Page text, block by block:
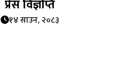
प्रेस विज्ञप्ति
१४ साउन, २०८३